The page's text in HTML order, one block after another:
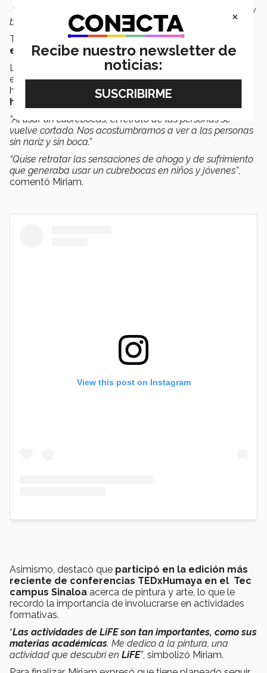
“Fueron 60 países los que participaron, fue un evento muy
bonito y me llevé muchos aprendizajes.”, expuso Miriam.
Tiempo después, fue acreedora de una beca para
estudiar la técnica de hiperrealismoen España,
La técnica usada por Miriam para las pinturas que serán
enviadas al espacio fue precisamente el óleo e
hiperrealismo y representanun retrato de sus tres
hijos utilizando un cubrebocas metálico.
“Al usar un cubrebocas, el retrato de las personas se
vuelve cortado. Nos acostumbramos a ver a las personas
sin nariz y sin boca.”
“Quise retratar las sensaciones de ahogo y de sufrimiento
que generaba usar un cubrebocas en niños y jóvenes”,
comentó Miriam.
View this post on Instagram
Asimismo, destacó que participó en la edición más
reciente de conferencias TEDxHumaya en el Tec
campus Sinaloa acerca de pintura y arte, lo que le
recordó la importancia de involucrarse en actividades
formativas.
“Las actividades de LiFE son tan importantes, como sus
materias académicas. Me dedico a la pintura, una
actividad que descubrí en LiFE”, simbolizó Miriam.
×
Recibe nuestro newsletter de
noticias: